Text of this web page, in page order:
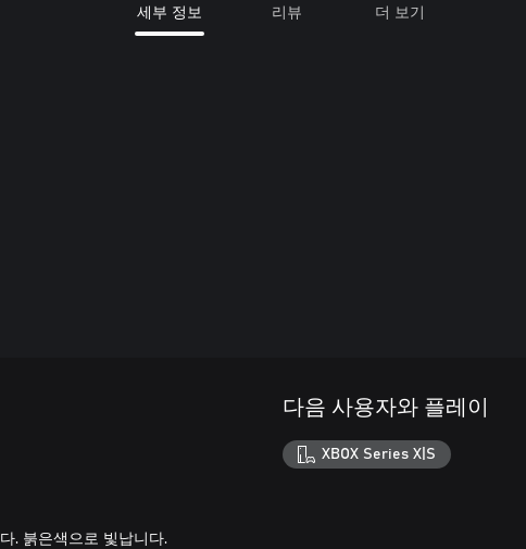
세부 정보 리뷰 더 보기
. 붉은색으로 빛납니다.
다음 사용자와 플레이
XBOX Series X|S